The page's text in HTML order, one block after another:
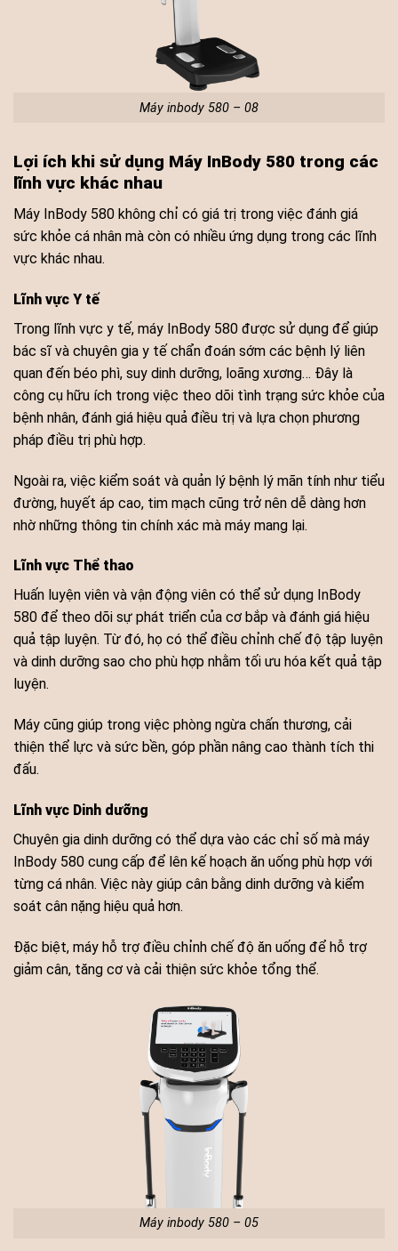
Máy inbody 580 – 08
Lợi ích khi sử dụng Máy InBody 580 trong các
lĩnh vực khác nhau
Máy InBody 580 không chỉ có giá trị trong việc đánh giá
sức khỏe cá nhân mà còn có nhiều ứng dụng trong các lĩnh
vực khác nhau.
Lĩnh vực Y tế
Trong lĩnh vực y tế, máy InBody 580 được sử dụng để giúp
bác sĩ và chuyên gia y tế chẩn đoán sớm các bệnh lý liên
quan đến béo phì, suy dinh dưỡng, loãng xương… Đây là
công cụ hữu ích trong việc theo dõi tình trạng sức khỏe của
bệnh nhân, đánh giá hiệu quả điều trị và lựa chọn phương
pháp điều trị phù hợp.
Ngoài ra, việc kiểm soát và quản lý bệnh lý mãn tính như tiểu
đường, huyết áp cao, tim mạch cũng trở nên dễ dàng hơn
nhờ những thông tin chính xác mà máy mang lại.
Lĩnh vực Thể thao
Huấn luyện viên và vận động viên có thể sử dụng InBody
580 để theo dõi sự phát triển của cơ bắp và đánh giá hiệu
quả tập luyện. Từ đó, họ có thể điều chỉnh chế độ tập luyện
và dinh dưỡng sao cho phù hợp nhằm tối ưu hóa kết quả tập
luyện.
Máy cũng giúp trong việc phòng ngừa chấn thương, cải
thiện thể lực và sức bền, góp phần nâng cao thành tích thi
đấu.
Lĩnh vực Dinh dưỡng
Chuyên gia dinh dưỡng có thể dựa vào các chỉ số mà máy
InBody 580 cung cấp để lên kế hoạch ăn uống phù hợp với
từng cá nhân. Việc này giúp cân bằng dinh dưỡng và kiểm
soát cân nặng hiệu quả hơn.
Đặc biệt, máy hỗ trợ điều chỉnh chế độ ăn uống để hỗ trợ
giảm cân, tăng cơ và cải thiện sức khỏe tổng thể.
Máy inbody 580 – 05